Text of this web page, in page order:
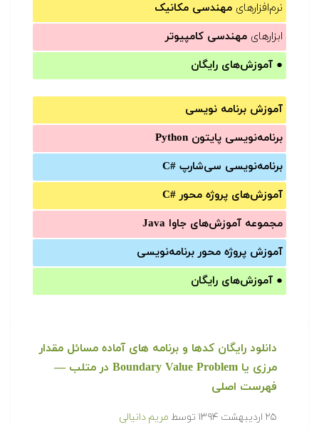
نرم‌افزارهای مهندسی مکانیک
ابزارهای مهندسی کامپیوتر
● آموزش‌های رایگان
آموزش برنامه نویسی
برنامه‌نویسی پایتون Python
برنامه‌‌نویسی سی‌شارپ C#‎
آموزش‌های پروژه محور #C
مجموعه آموزش‌های جاوا Java
آموزش‌ پروژه محور برنامه‌نویسی
● آموزش‌های رایگان
دانلود رایگان کدها و برنامه های آماده مسائل مقدار
مرزی یا Boundary Value Problem در متلب‬‬ —
فهرست اصلی
۲۵ اردیبهشت ۱۳۹۴ توسط مریم دانیالی